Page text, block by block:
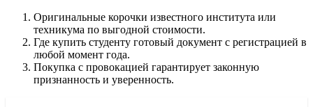
Оригинальные корочки известного института или
техникума по выгодной стоимости.
Где купить студенту готовый документ с регистрацией в
любой момент года.
Покупка с провокацией гарантирует законную
признанность и уверенность.